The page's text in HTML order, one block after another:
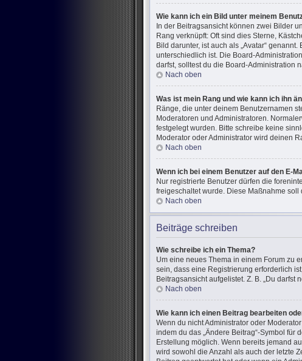
Wie kann ich ein Bild unter meinem
In der Beitragsansicht können zwei Bilder
Rang verknüpft: Oft sind dies Sterne,
Bild darunter, ist auch als „Avatar“
unterschiedlich ist. Die Board-
darfst, solltest du die Board-Administration
Nach oben
Was ist mein Rang und wie kann ich ihn
Ränge, die unter deinem Benutzernamen
Moderatoren und Administratoren.
festgelegt wurden. Bitte schreibe keine
Moderator oder Administrator wird deinen
Nach oben
Wenn ich bei einem Benutzer auf den E-
Nur registrierte Benutzer dürfen die
freigeschaltet wurde. Diese Maßnahme
Nach oben
Beiträge schreiben
Wie schreibe ich ein Thema?
Um eine neues Thema in einem Forum zu
sein, dass eine Registrierung erforderlich
Beitragsansicht aufgelistet. Z. B. „Du darfst
Nach oben
Wie kann ich einen Beitrag bearbeiten
Wenn du nicht Administrator oder
indem du das „Ändere Beitrag“-Symbol
Erstellung möglich. Wenn bereits jemand
wird sowohl die Anzahl als auch der letzte